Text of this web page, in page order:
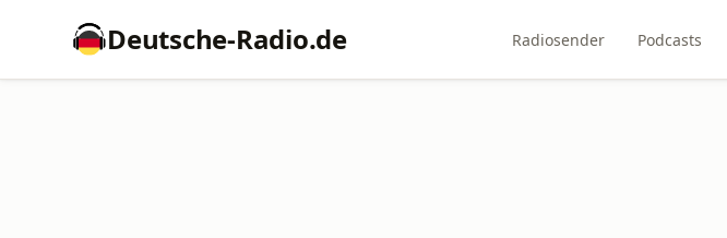
Deutsche-Radio.de Radiosender Podcasts